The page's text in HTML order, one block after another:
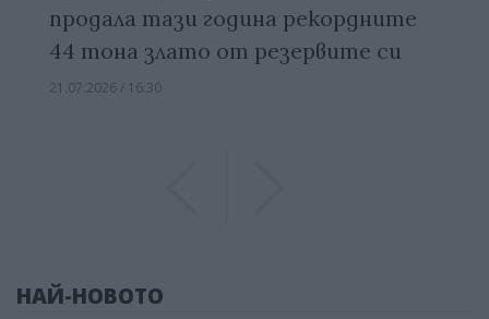
продала тази година рекордните
44 тона злато от резервите си
21.07.2026 / 16:30
НАЙ-НОВОТО